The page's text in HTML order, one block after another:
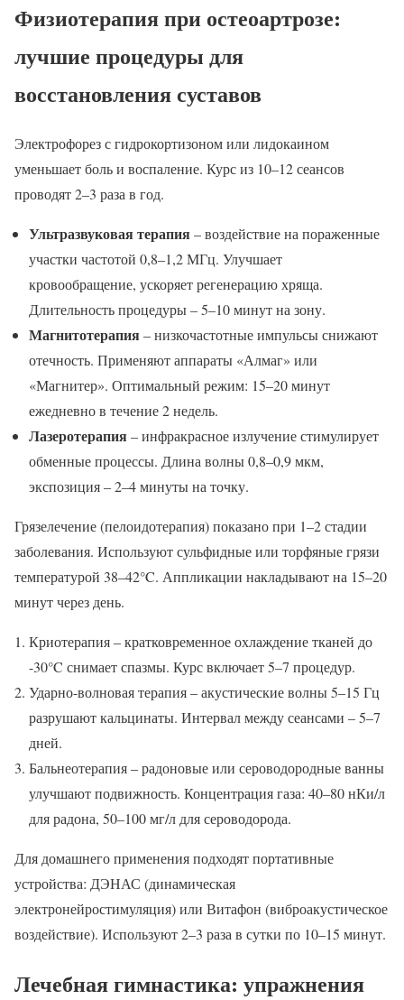
Физиотерапия при остеоартрозе:
лучшие процедуры для
восстановления суставов
Электрофорез с гидрокортизоном или лидокаином
уменьшает боль и воспаление. Курс из 10–12 сеансов
проводят 2–3 раза в год.
Ультразвуковая терапия– воздействие на пораженные
участки частотой 0,8–1,2 МГц. Улучшает
кровообращение, ускоряет регенерацию хряща.
Длительность процедуры – 5–10 минут на зону.
Магнитотерапия– низкочастотные импульсы снижают
отечность. Применяют аппараты «Алмаг» или
«Магнитер». Оптимальный режим: 15–20 минут
ежедневно в течение 2 недель.
Лазеротерапия– инфракрасное излучение стимулирует
обменные процессы. Длина волны 0,8–0,9 мкм,
экспозиция – 2–4 минуты на точку.
Грязелечение (пелоидотерапия) показано при 1–2 стадии
заболевания. Используют сульфидные или торфяные грязи
температурой 38–42°C. Аппликации накладывают на 15–20
минут через день.
Криотерапия – кратковременное охлаждение тканей до
-30°C снимает спазмы. Курс включает 5–7 процедур.
Ударно-волновая терапия – акустические волны 5–15 Гц
разрушают кальцинаты. Интервал между сеансами – 5–7
дней.
Бальнеотерапия – радоновые или сероводородные ванны
улучшают подвижность. Концентрация газа: 40–80 нКи/л
для радона, 50–100 мг/л для сероводорода.
Для домашнего применения подходят портативные
устройства: ДЭНАС (динамическая
электронейростимуляция) или Витафон (виброакустическое
воздействие). Используют 2–3 раза в сутки по 10–15 минут.
Лечебная гимнастика: упражнения